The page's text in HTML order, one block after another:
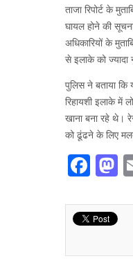
ताजा रिपोर्ट के
घायल होने की
अधिकारियों के
से इलाके को
पुलिस ने बताया
रिहायशी इलाके में
खाना बना रहे थे।
को ढूंढने के लिए